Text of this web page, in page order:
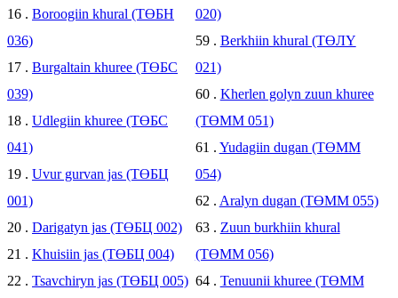
16 . Boroogiin khural (ТӨБН
036)
17 . Burgaltain khuree (ТӨБС
039)
18 . Udlegiin khuree (ТӨБС
041)
19 . Uvur gurvan jas (ТӨБЦ
001)
20 . Darigatyn jas (ТӨБЦ 002)
21 . Khuisiin jas (ТӨБЦ 004)
22 . Tsavchiryn jas (ТӨБЦ 005)
020)
59 . Berkhiin khural (ТӨЛҮ
021)
60 . Kherlen golyn zuun khuree
(ТӨММ 051)
61 . Yudagiin dugan (ТӨММ
054)
62 . Aralyn dugan (ТӨММ 055)
63 . Zuun burkhiin khural
(ТӨММ 056)
64 . Tenuunii khuree (ТӨММ